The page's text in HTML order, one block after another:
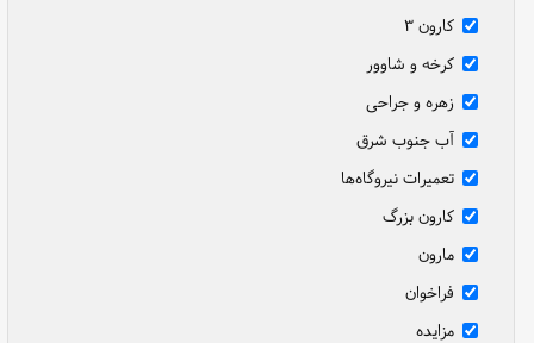
کارون ۳
کرخه و شاوور
زهره و جراحی
آب جنوب شرق
تعمیرات نیروگاه‌ها
کارون بزرگ
مارون
فراخوان
مزایده